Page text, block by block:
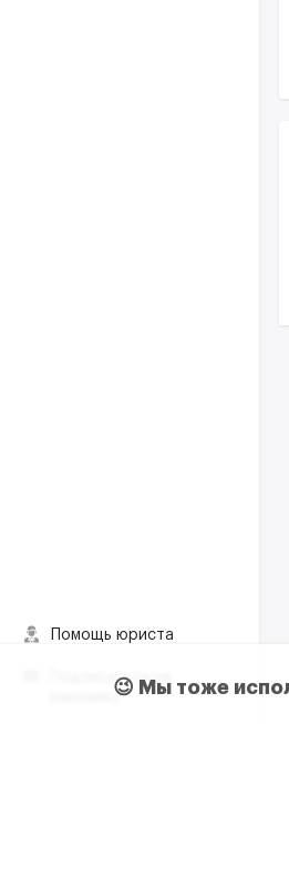
Помощь юриста
Подписаться на
рассылку😉 Мы тоже